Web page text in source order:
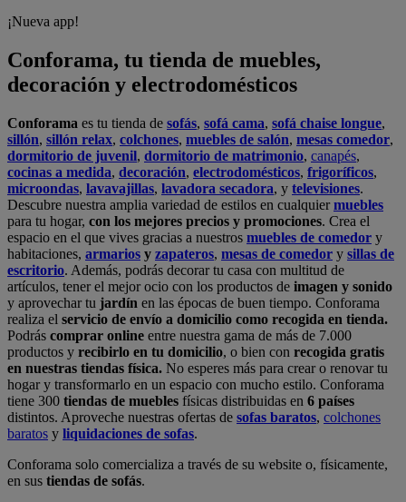
¡Nueva app!
Conforama, tu tienda de muebles,
decoración y electrodomésticos
Conforama es tu tienda de sofás, sofá cama, sofá chaise longue,
sillón, sillón relax, colchones, muebles de salón, mesas comedor,
dormitorio de juvenil, dormitorio de matrimonio, canapés,
cocinas a medida, decoración, electrodomésticos, frigoríficos,
microondas, lavavajillas, lavadora secadora, y televisiones.
Descubre nuestra amplia variedad de estilos en cualquiermuebles
para tu hogar, con los mejores precios y promociones. Crea el
espacio en el que vives gracias a nuestros muebles de comedor y
habitaciones, armarios y zapateros, mesas de comedor y sillas de
escritorio. Además, podrás decorar tu casa con multitud de
artículos, tener el mejor ocio con los productos de imagen y sonido
y aprovechar tu jardín en las épocas de buen tiempo. Conforama
realiza el servicio de envío a domicilio como recogida en tienda.
Podrás comprar online entre nuestra gama de más de 7.000
productos y recibirlo en tu domicilio, o bien con recogida gratis
en nuestras tiendas física. No esperes más para crear o renovar tu
hogar y transformarlo en un espacio con mucho estilo. Conforama
tiene 300 tiendas de muebles físicas distribuidas en 6 países
distintos. Aproveche nuestras ofertas de sofas baratos, colchones
baratos y liquidaciones de sofas.
Conforama solo comercializa a través de su website o, físicamente,
en sus tiendas de sofás.